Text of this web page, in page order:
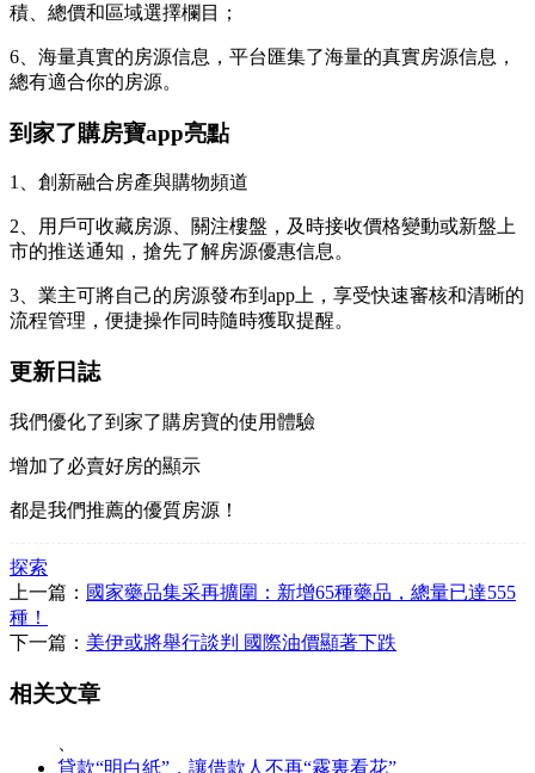
積、總價和區域選擇欄目；
6、海量真實的房源信息，平台匯集了海量的真實房源信息，
總有適合你的房源。
到家了購房寶app亮點
1、創新融合房產與購物頻道
2、用戶可收藏房源、關注樓盤，及時接收價格變動或新盤上
市的推送通知，搶先了解房源優惠信息。
3、業主可將自己的房源發布到app上，享受快速審核和清晰的
流程管理，便捷操作同時隨時獲取提醒。
更新日誌
我們優化了到家了購房寶的使用體驗
增加了必賣好房的顯示
都是我們推薦的優質房源！
探索
上一篇： 國家藥品集采再擴圍：新增65種藥品，總量已達555
種！
下一篇： 美伊或將舉行談判 國際油價顯著下跌
相关文章
貸款“明白紙”，讓借款人不再“霧裏看花”